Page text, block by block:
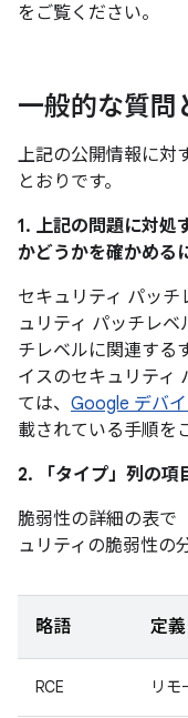
をご覧ください。
一般的な質問
上記の公開情報に対
とおりです。
1. 上記の問題に対処
かどうかを確かめる
セキュリティ パッ
ュリティ パッチレ
チレベルに関連する
イスのセキュリティ
ては、 Google デバ
載されている手順を
2. 「タイプ」 列の項
脆弱性の詳細の表で
ュリティの脆弱性の
略語 定義
RCE リモ